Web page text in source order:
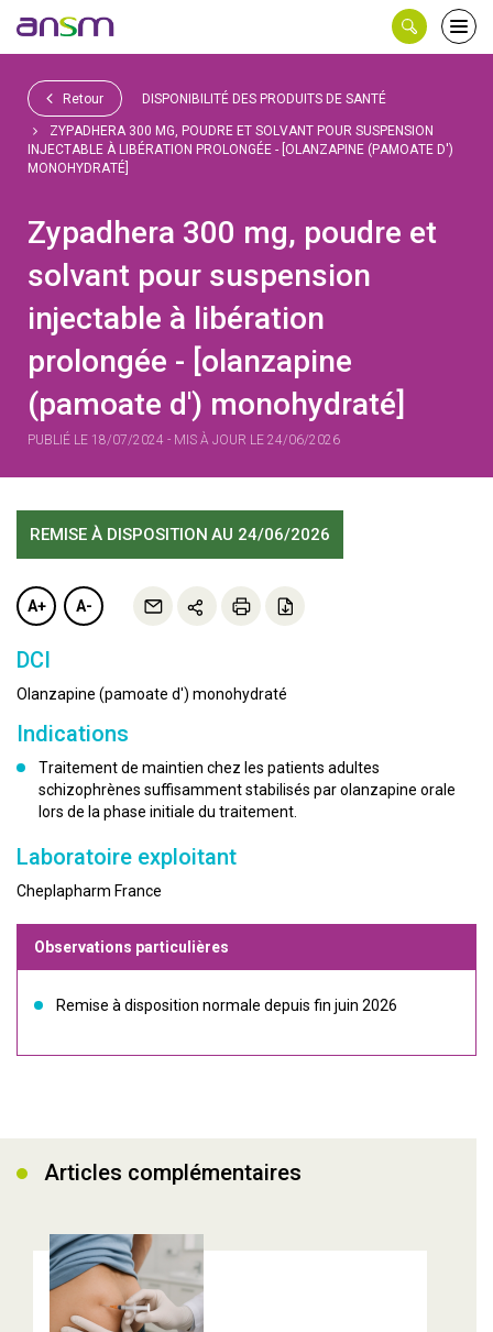
le
Retour DISPONIBILITÉ DES PRODUITS DE SANTÉ
ZYPADHERA 300 MG, POUDRE ET SOLVANT POUR SUSPENSION
INJECTABLE À LIBÉRATION PROLONGÉE - [OLANZAPINE (PAMOATE D')
MONOHYDRATÉ]
Zypadhera 300 mg, poudre et
solvant pour suspension
injectable à libération
prolongée - [olanzapine
(pamoate d') monohydraté]
PUBLIÉ LE 18/07/2024 - MIS À JOUR LE 24/06/2026
REMISE À DISPOSITION AU 24/06/2026
A+ A-
DCI
Olanzapine (pamoate d') monohydraté
Indications
Traitement de maintien chez les patients adultes
schizophrènes suffisamment stabilisés par olanzapine orale
lors de la phase initiale du traitement.
Laboratoire exploitant
Cheplapharm France
Observations particulières
Remise à disposition normale depuis fin juin 2026
Articles complémentaires